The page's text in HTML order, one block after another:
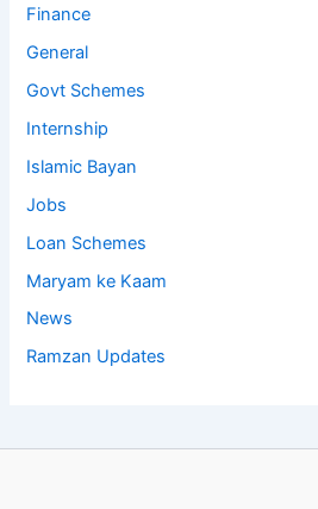
Finance
General
Govt Schemes
Internship
Islamic Bayan
Jobs
Loan Schemes
Maryam ke Kaam
News
Ramzan Updates